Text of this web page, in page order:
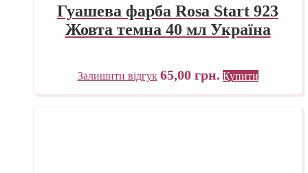
Гуашева фарба Rosa Start 923
Жовта темна 40 мл Україна
Залишити відгук 65,00 грн. Купити